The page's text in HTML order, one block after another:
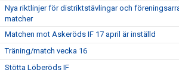
Nya riktlinjer för distriktstävlingar och
matcher
Matchen mot Askeröds IF 17 april är inställd
Träning/match vecka 16
Stötta Löberöds IF